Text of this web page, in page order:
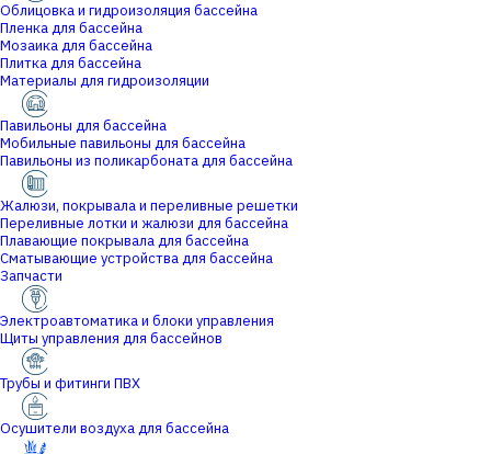
Облицовка и гидроизоляция бассейна
Пленка для бассейна
Мозаика для бассейна
Плитка для бассейна
Материалы для гидроизоляции
Павильоны для бассейна
Мобильные павильоны для бассейна
Павильоны из поликарбоната для бассейна
Жалюзи, покрывала и переливные решетки
Переливные лотки и жалюзи для бассейна
Плавающие покрывала для бассейна
Сматывающие устройства для бассейна
Запчасти
Электроавтоматика и блоки управления
Щиты управления для бассейнов
Трубы и фитинги ПВХ
Осушители воздуха для бассейна